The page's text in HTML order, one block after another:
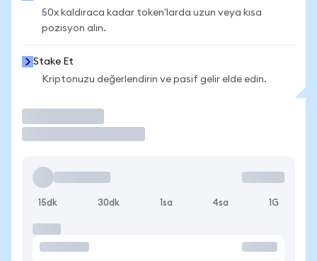
50x kaldıraca kadar token'larda uzun veya kısa
pozisyon alın.
Stake Et
Kriptonuzu değerlendirin ve pasif gelir elde edin.
15dk 30dk 1sa 4sa 1G